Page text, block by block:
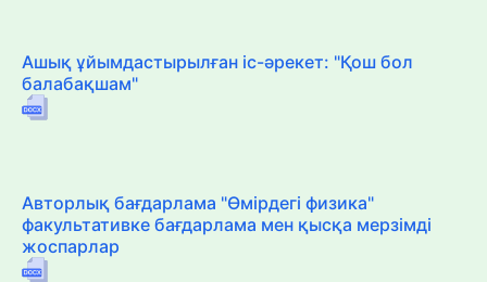
Ашық ұйымдастырылған іс-әрекет: "Қош бол
балабақшам"
Авторлық бағдарлама "Өмірдегі физика"
факультативке бағдарлама мен қысқа мерзімді
жоспарлар